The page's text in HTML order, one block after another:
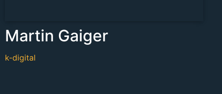
Martin Gaiger
k-digital